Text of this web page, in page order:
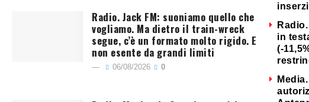
Radio. Jack FM: suoniamo quello che
vogliamo. Ma dietro il train-wreck
segue, c’è un formato molto rigido. E
non esente da grandi limiti
06/08/2026 0
in
(-